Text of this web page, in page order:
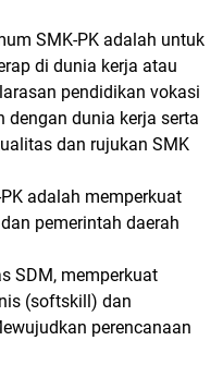
SMK-PK adalah untuk
di dunia kerja atau
pendidikan vokasi
dengan dunia kerja serta
dan rujukan SMK
adalah memperkuat
pemerintah daerah
SDM, memperkuat
(softskill) dan
perencanaan